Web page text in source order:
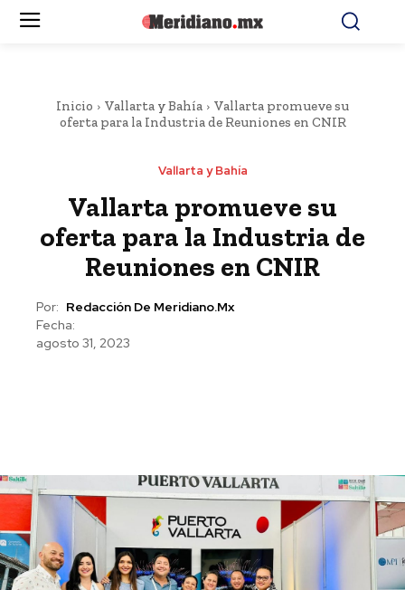
Inicio Vallarta y Bahía
Vallarta promueve su
oferta para la Industria de Reuniones en CNIR
Vallarta y Bahía
Vallarta promueve su
oferta para la Industria de
Reuniones en CNIR
Por: Redacción De Meridiano.mx
Fecha:
agosto 31, 2023